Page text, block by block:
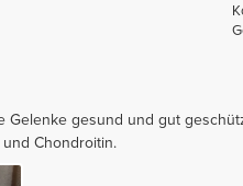
Gelenke gesund und gut
Chondroitin.